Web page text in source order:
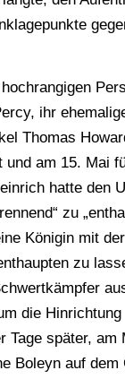
ihr
Thomas
am 15. Mai
hatte den
zu
Königin mit der
zu
die Hinrichtung
Tage später, am
Boleyn auf dem